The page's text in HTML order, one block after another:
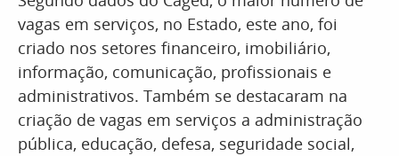
vagas em serviços, no Estado, este ano, foi
criado nos setores financeiro, imobiliário,
informação, comunicação, profissionais e
administrativos. Também se destacaram na
criação de vagas em serviços a administração
pública, educação, defesa, seguridade social,